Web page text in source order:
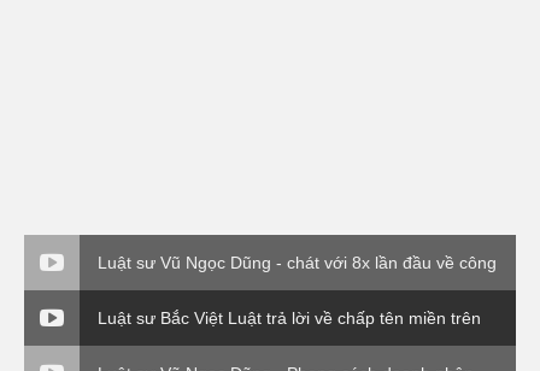
Luật sư Vũ Ngọc Dũng - chát với 8x lần đầu về công
ty Bắc Việt Luật ( VTC0
Luật sư Bắc Việt Luật trả lời về chấp tên miền trên
VTV1